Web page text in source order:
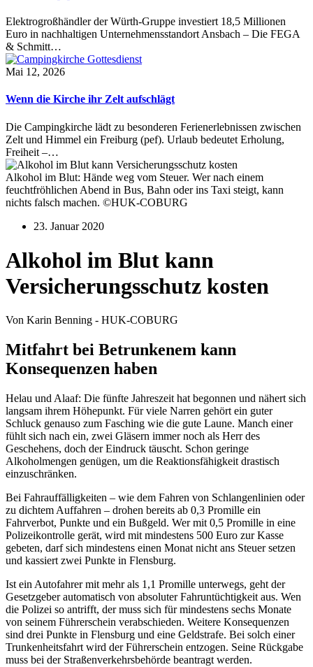
Elektrogroßhändler der Würth-Gruppe investiert 18,5 Millionen
Euro in nachhaltigen Unternehmensstandort Ansbach – Die FEGA
& Schmitt…
Mai 12, 2026
Wenn die Kirche ihr Zelt aufschlägt
Die Campingkirche lädt zu besonderen Ferienerlebnissen zwischen
Zelt und Himmel ein Freiburg (pef). Urlaub bedeutet Erholung,
Freiheit –…
Alkohol im Blut: Hände weg vom Steuer. Wer nach einem
feuchtfröhlichen Abend in Bus, Bahn oder ins Taxi steigt, kann
nichts falsch machen. ©HUK-COBURG
23. Januar 2020
Alkohol im Blut kann
Versicherungsschutz kosten
Von Karin Benning - HUK-COBURG
Mitfahrt bei Betrunkenem kann
Konsequenzen haben
Helau und Alaaf: Die fünfte Jahreszeit hat begonnen und nähert sich
langsam ihrem Höhepunkt. Für viele Narren gehört ein guter
Schluck genauso zum Fasching wie die gute Laune. Manch einer
fühlt sich nach ein, zwei Gläsern immer noch als Herr des
Geschehens, doch der Eindruck täuscht. Schon geringe
Alkoholmengen genügen, um die Reaktionsfähigkeit drastisch
einzuschränken.
Bei Fahrauffälligkeiten – wie dem Fahren von Schlangenlinien oder
zu dichtem Auffahren – drohen bereits ab 0,3 Promille ein
Fahrverbot, Punkte und ein Bußgeld. Wer mit 0,5 Promille in eine
Polizeikontrolle gerät, wird mit mindestens 500 Euro zur Kasse
gebeten, darf sich mindestens einen Monat nicht ans Steuer setzen
und kassiert zwei Punkte in Flensburg.
Ist ein Autofahrer mit mehr als 1,1 Promille unterwegs, geht der
Gesetzgeber automatisch von absoluter Fahruntüchtigkeit aus. Wen
die Polizei so antrifft, der muss sich für mindestens sechs Monate
von seinem Führerschein verabschieden. Weitere Konsequenzen
sind drei Punkte in Flensburg und eine Geldstrafe. Bei solch einer
Trunkenheitsfahrt wird der Führerschein entzogen. Seine Rückgabe
muss bei der Straßenverkehrsbehörde beantragt werden.